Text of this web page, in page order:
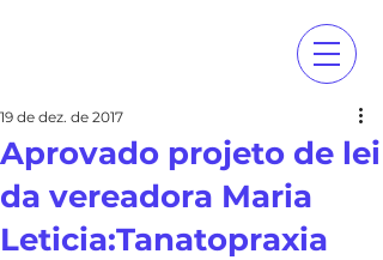
Aprovado projeto de lei
da vereadora Maria
Leticia:Tanatopraxia
19 de dez. de 2017